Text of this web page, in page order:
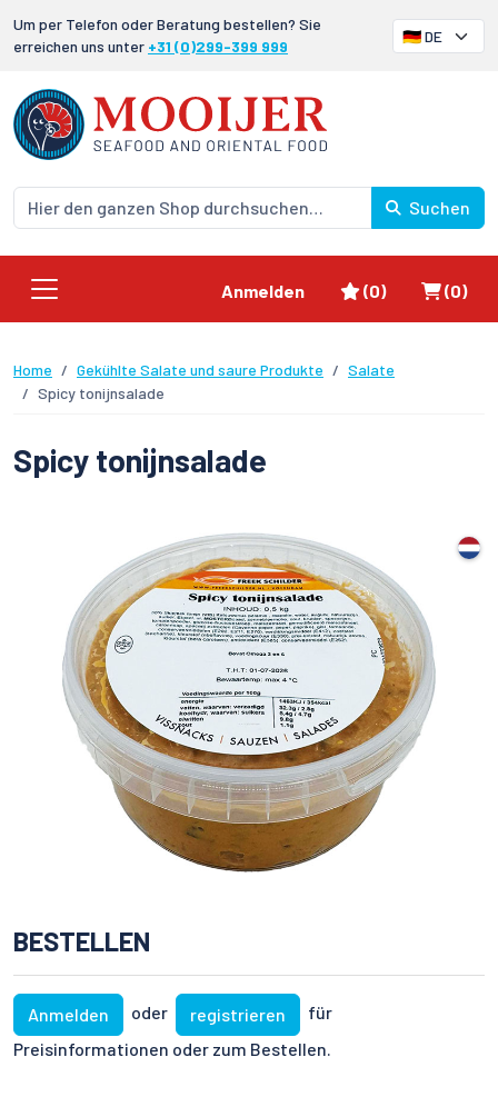
Um per Telefon oder Beratung bestellen? Sie
erreichen uns unter +31 (0)299-399 999
Suchen
Anmelden Favoriten
(0) (0)
Home Gekühlte Salate und saure Produkte
Salate
Spicy tonijnsalade
Spicy tonijnsalade
BESTELLEN
Anmelden oder registrieren
für
Preisinformationen oder zum Bestellen.